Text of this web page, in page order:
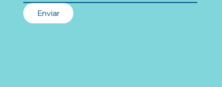
Enviar